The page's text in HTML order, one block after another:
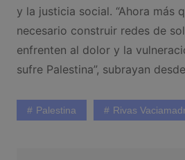
y la justicia social. “Ahora más
necesario construir redes de
enfrenten al dolor y la
sufre Palestina”, subrayan
Palestina Rivas